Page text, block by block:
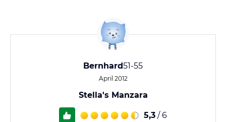
Bernhard51-55
April 2012
Stella's Manzara
5,3 / 6